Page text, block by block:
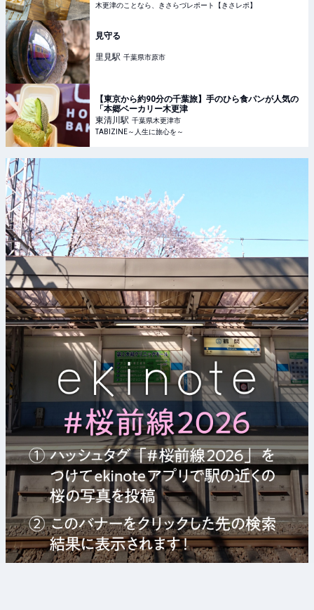
木更津のことなら、きさらづレポート【きさレポ】
見守る
里見駅 千葉県市原市
【東京から約90分の千葉旅】手のひら食パンが人気の
「本郷ベーカリー木更津
東清川駅 千葉県木更津市
TABIZINE～人生に旅心を～